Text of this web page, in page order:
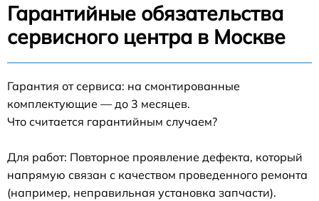
Гарантийные обязательства
сервисного центра в Москве
Гарантия от сервиса: на смонтированные
комплектующие — до 3 месяцев.
Что считается гарантийным случаем?
Для работ: Повторное проявление дефекта, который
напрямую связан с качеством проведенного ремонта
(например, неправильная установка запчасти).